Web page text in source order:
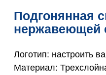
Подгонянная
нержавеющей
Логотип: настроить
Материал: